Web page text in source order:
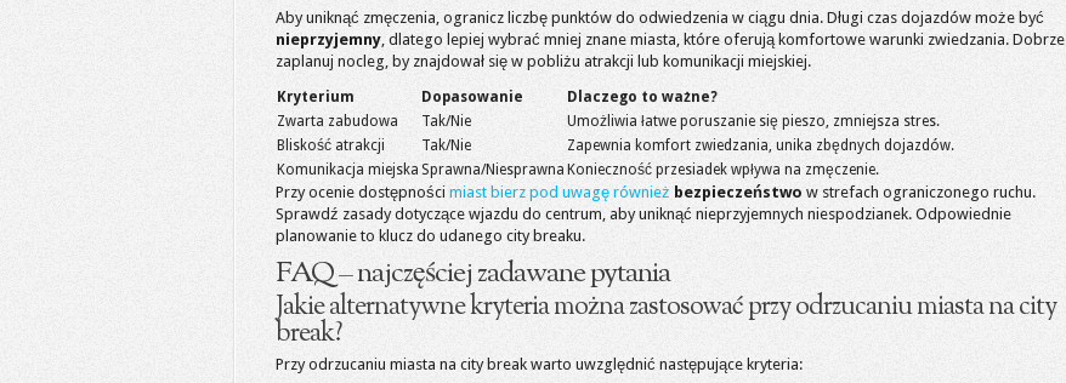
Aby uniknąć zmęczenia, ogranicz liczbę punktów do odwiedzenia w ciągu dnia. Długi czas dojazdów może być
nieprzyjemny, dlatego lepiej wybrać mniej znane miasta, które oferują komfortowe warunki zwiedzania. Dobrze
zaplanuj nocleg, by znajdował się w pobliżu atrakcji lub komunikacji miejskiej.
Kryterium Dopasowanie
Dlaczego to ważne?
Zwarta zabudowa
Tak/Nie
Umożliwia łatwe poruszanie się pieszo, zmniejsza stres.
Bliskość atrakcji
Tak/Nie
Zapewnia komfort zwiedzania, unika zbędnych dojazdów.
Komunikacja miejska Sprawna/Niesprawna Konieczność przesiadek wpływa na zmęczenie.
Przy ocenie dostępności miast bierz pod uwagę również bezpieczeństwo w strefach ograniczonego ruchu.
Sprawdź zasady dotyczące wjazdu do centrum, aby uniknąć nieprzyjemnych niespodzianek. Odpowiednie
planowanie to klucz do udanego city breaku.
FAQ – najczęściej zadawane pytania
Jakie alternatywne kryteria można zastosować przy odrzucaniu miasta na city
break?
Przy odrzucaniu miasta na city break warto uwzględnić następujące kryteria: